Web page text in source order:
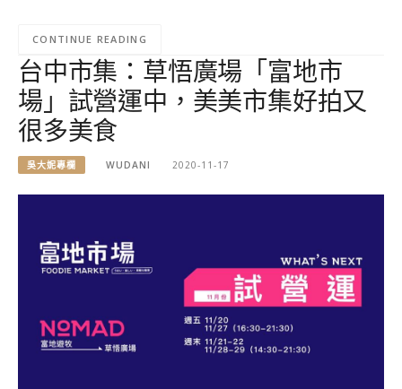
CONTINUE READING
台中市集：草悟廣場「富地市
場」試營運中，美美市集好拍又
很多美食
吳大妮專欄 WUDANI 2020-11-17